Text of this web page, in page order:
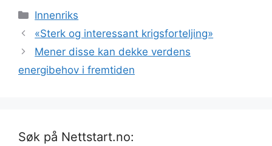
Kategorier
Innenriks
«Sterk og interessant krigsforteljing»
Mener disse kan dekke verdens
energibehov i fremtiden
Søk på Nettstart.no: